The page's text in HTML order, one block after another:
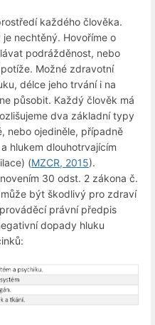
každého člověka.
nechtěný. Hovoříme o
podrážděnost, nebo
Možné zdravotní
délce jeho trvání i na
působit. Každý člověk má
dva základní typy
nebo ojediněle, případně
hlukem dlouhotrvajícím
(MZCR, 2015).
30 odst. 2 zákona č.
být škodlivý pro zdraví
právní předpis
dopady hluku